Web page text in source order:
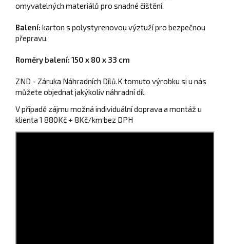
omyvatelných materiálů pro snadné čištění.
Balení: karton s polystyrenovou výztuží pro bezpečnou
přepravu.
Roměry balení: 150 x 80 x 33 cm
ZND - Záruka Náhradních Dílů.K tomuto výrobku si u nás
můžete objednat jakýkoliv náhradní díl.
V případě zájmu možná individuální doprava a montáž u
klienta 1 880Kč + 8Kč/km bez DPH